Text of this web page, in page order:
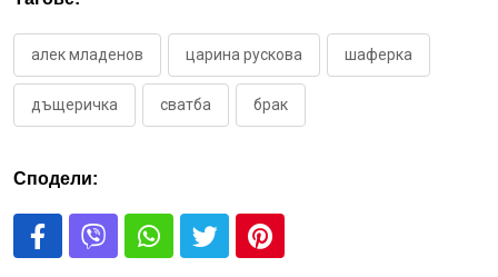
алек младенов царина рускова шаферка
дъщеричка сватба брак
Сподели: